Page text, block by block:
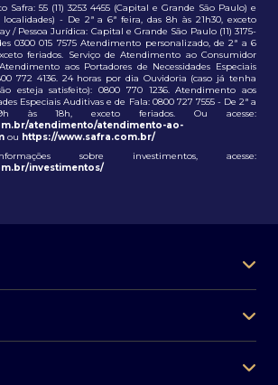
55 (11) 3253 4455 (Capital e Grande São Paulo) e
localidades) - De 2ª a 6ª feira, das 8h às 21h30, exceto
/ Pessoa Jurídica: Capital e Grande São Paulo (11) 3175-
0300 015 7575 Atendimento personalizado, de 2ª a 6
feriados. Serviço de Atendimento ao Consumidor
aos Portadores de Necessidades Especiais
772 4136. 24 horas por dia Ouvidoria (caso já tenha
esteja satisfeito): 0800 770 1236. Atendimento aos
Especiais Auditivas e de Fala: 0800 727 7555 - De 2ª a
às 18h, exceto feriados. Ou acesse:
atendimento/atendimento-ao-
ou https://www.safra.com.br/
sobre investimentos, acesse:
investimentos/
investimento